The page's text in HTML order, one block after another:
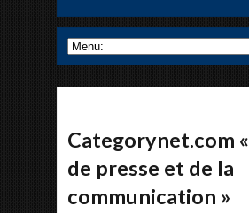
Categorynet.com
de presse et de la
communication »